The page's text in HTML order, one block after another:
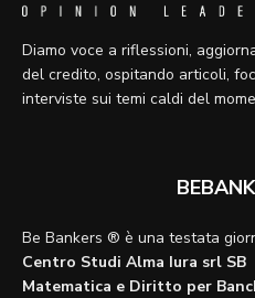
Diamo voce a riflessioni,
del credito, ospitando articoli,
interviste sui temi caldi del
Be Bankers ® è una testata
Centro Studi Alma Iura srl SB
Matematica e Diritto per